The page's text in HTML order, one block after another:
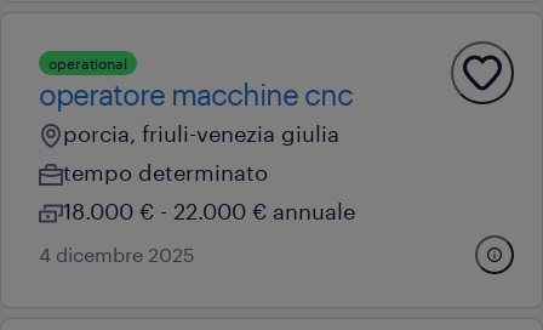
operational
operatore macchine cnc
porcia, friuli-venezia giulia
tempo determinato
18.000 € - 22.000 € annuale
4 dicembre 2025